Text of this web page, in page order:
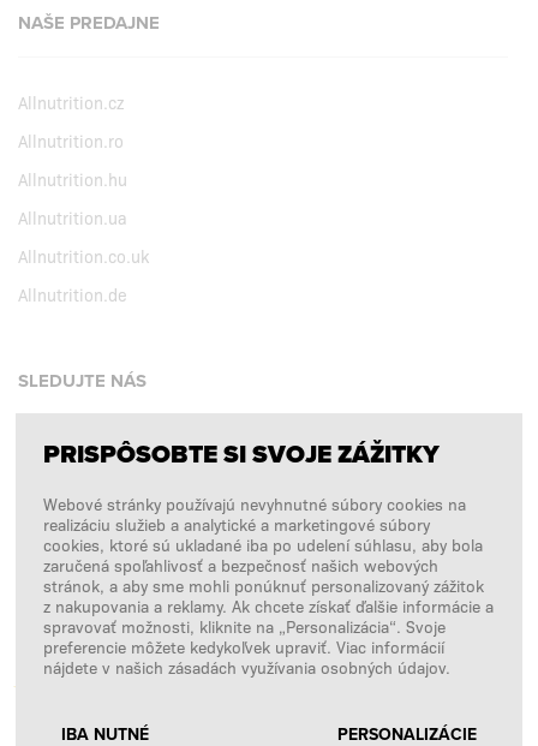
NAŠE PREDAJNE
Allnutrition.cz
Allnutrition.ro
Allnutrition.hu
Allnutrition.ua
Allnutrition.co.uk
Allnutrition.de
SLEDUJTE NÁS
Facebook
Instagram
Copyright © 2026 SFD S. A.
PLATBY SPRACÚVA
PRISPÔSOBTE SI SVOJE ZÁŽITKY
Webové stránky používajú nevyhnutné súbory cookies na
realizáciu služieb a analytické a marketingové súbory
cookies, ktoré sú ukladané iba po udelení súhlasu, aby bola
zaručená spoľahlivosť a bezpečnosť našich webových
stránok, a aby sme mohli ponúknuť personalizovaný zážitok
z nakupovania a reklamy. Ak chcete získať ďalšie informácie a
spravovať možnosti, kliknite na „Personalizácia“. Svoje
preferencie môžete kedykoľvek upraviť. Viac informácií
nájdete v našich zásadách využívania osobných údajov.
IBA NUTNÉ PERSONALIZÁCIE